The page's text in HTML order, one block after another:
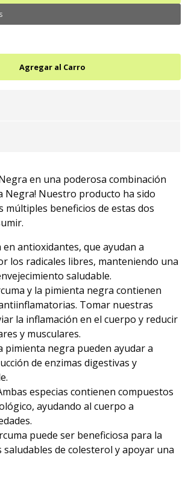
en una poderosa combinación
Negra! Nuestro producto ha sido
beneficios de estas dos
en antioxidantes, que ayudan a
los radicales libres, manteniendo una
saludable.
y la pimienta negra contienen
Tomar nuestras
la inflamación en el cuerpo y reducir
y musculares.
pimienta negra pueden ayudar a
de enzimas digestivas y
especias contienen compuestos
ayudando al cuerpo a
puede ser beneficiosa para la
de colesterol y apoyar una